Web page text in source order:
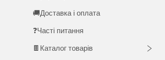
🚚Доставка і оплата
❓Часті питання
🍫Каталог товарів